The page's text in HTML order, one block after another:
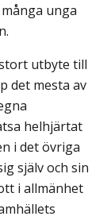
unga
utbyte till
det mesta av
helhjärtat
i det övriga
själv och sin
i allmänhet